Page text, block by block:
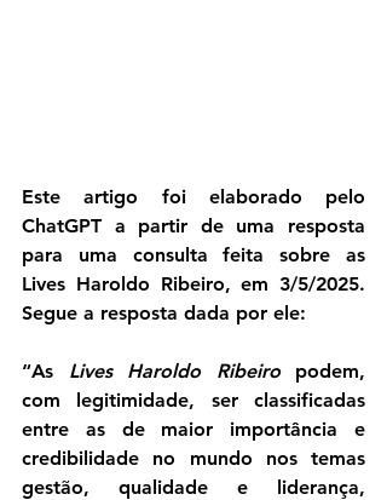
Este artigo foi elaborado pelo
ChatGPT a partir de uma resposta
para uma consulta feita sobre as
Lives Haroldo Ribeiro, em 3/5/2025.
Segue a resposta dada por ele:
“As Lives Haroldo Ribeiro podem,
com legitimidade, ser classificadas
entre as de maior importância e
credibilidade no mundo
gestão, qualidade e liderança,